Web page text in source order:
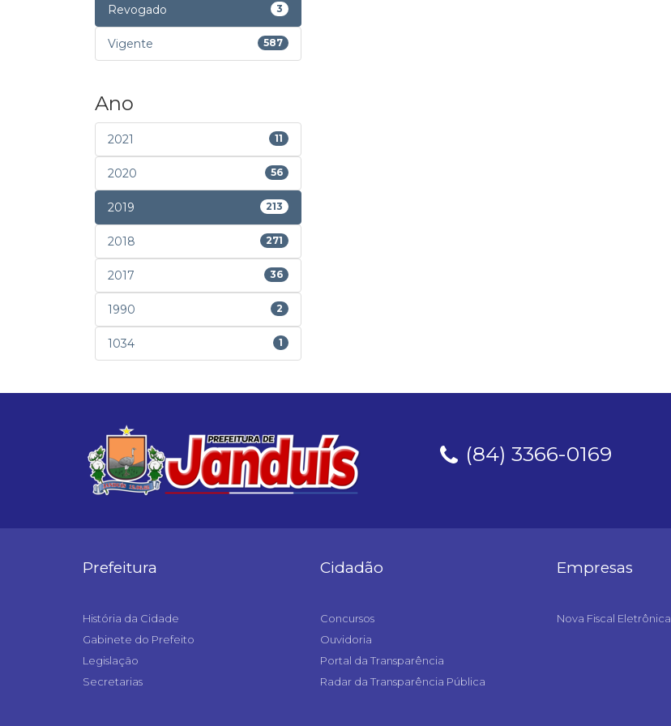
Revogado 3
Vigente 587
Ano
2021 11
2020 56
2019 213
2018 271
2017 36
1990 2
1034 1
(84) 3366-0169
Prefeitura
História da Cidade
Gabinete do Prefeito
Legislação
Secretarias
Cidadão
Concursos
Ouvidoria
Portal da Transparência
Radar da Transparência Pública
Empresas
Nova Fiscal Eletrônica